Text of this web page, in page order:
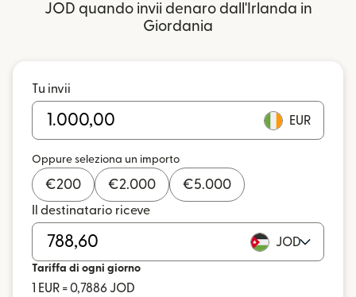
JOD quando invii denaro dall'Irlanda in
Giordania
Tu invii
EUR
Oppure seleziona un importo
€200 €2.000 €5.000
Il destinatario riceve
JOD
Tariffa di ogni giorno
1 EUR = 0,7886 JOD